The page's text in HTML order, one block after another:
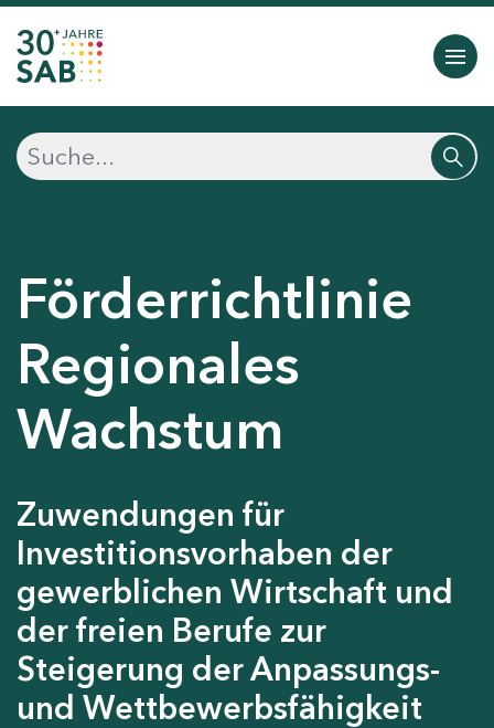
Förderrichtlinie
Regionales
Wachstum
Zuwendungen für
Investitionsvorhaben der
gewerblichen Wirtschaft und
der freien Berufe zur
Steigerung der Anpassungs-
und Wettbewerbsfähigkeit